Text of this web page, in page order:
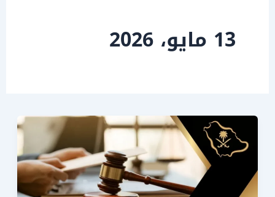
13 مايو، 2026